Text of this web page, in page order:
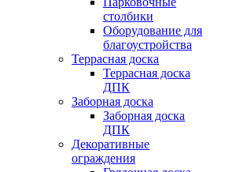
столбики
Оборудование для
благоустройства
Террасная доска
Террасная доска
ДПК
Заборная доска
Заборная доска
ДПК
Декоративные
ограждения